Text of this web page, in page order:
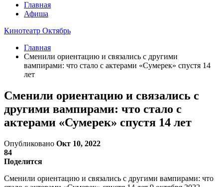
Главная
Афиша
Кинотеатр Октябрь
Главная
Сменили ориентацию и связались с другими
вампирами: что стало с актерами «Сумерек» спустя 14
лет
Сменили ориентацию и связались с
другими вампирами: что стало с
актерами «Сумерек» спустя 14 лет
Опубликовано Окт 10, 2022
84
Поделится
Сменили ориентацию и связались с другими вампирами: что